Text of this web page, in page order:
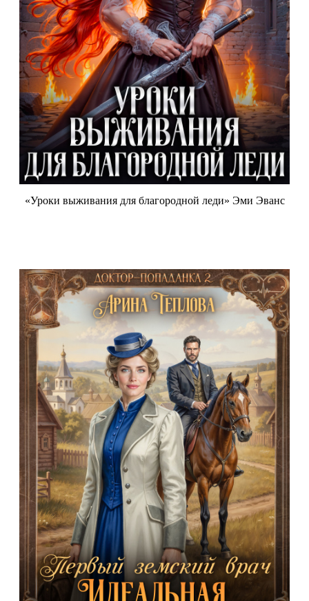
«Уроки выживания для благородной леди» Эми Эванс